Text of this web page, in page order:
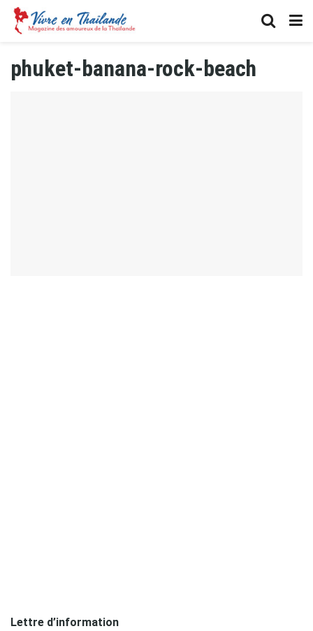
phuket-banana-rock-beach
Lettre d’information